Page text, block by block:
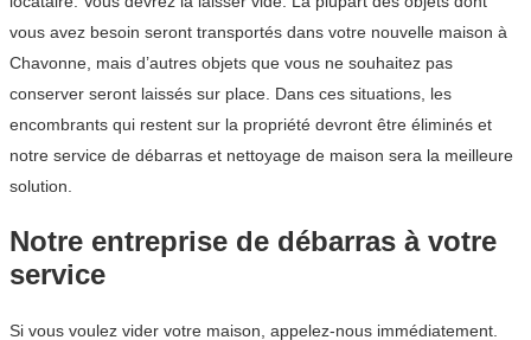
vous avez besoin seront transportés dans votre nouvelle maison à
Chavonne, mais d’autres objets que vous ne souhaitez pas
conserver seront laissés sur place. Dans ces situations, les
encombrants qui restent sur la propriété devront être éliminés et
notre service de débarras et nettoyage de maison sera la meilleure
solution.
Notre entreprise de débarras à votre
service
Si vous voulez vider votre maison, appelez-nous immédiatement.